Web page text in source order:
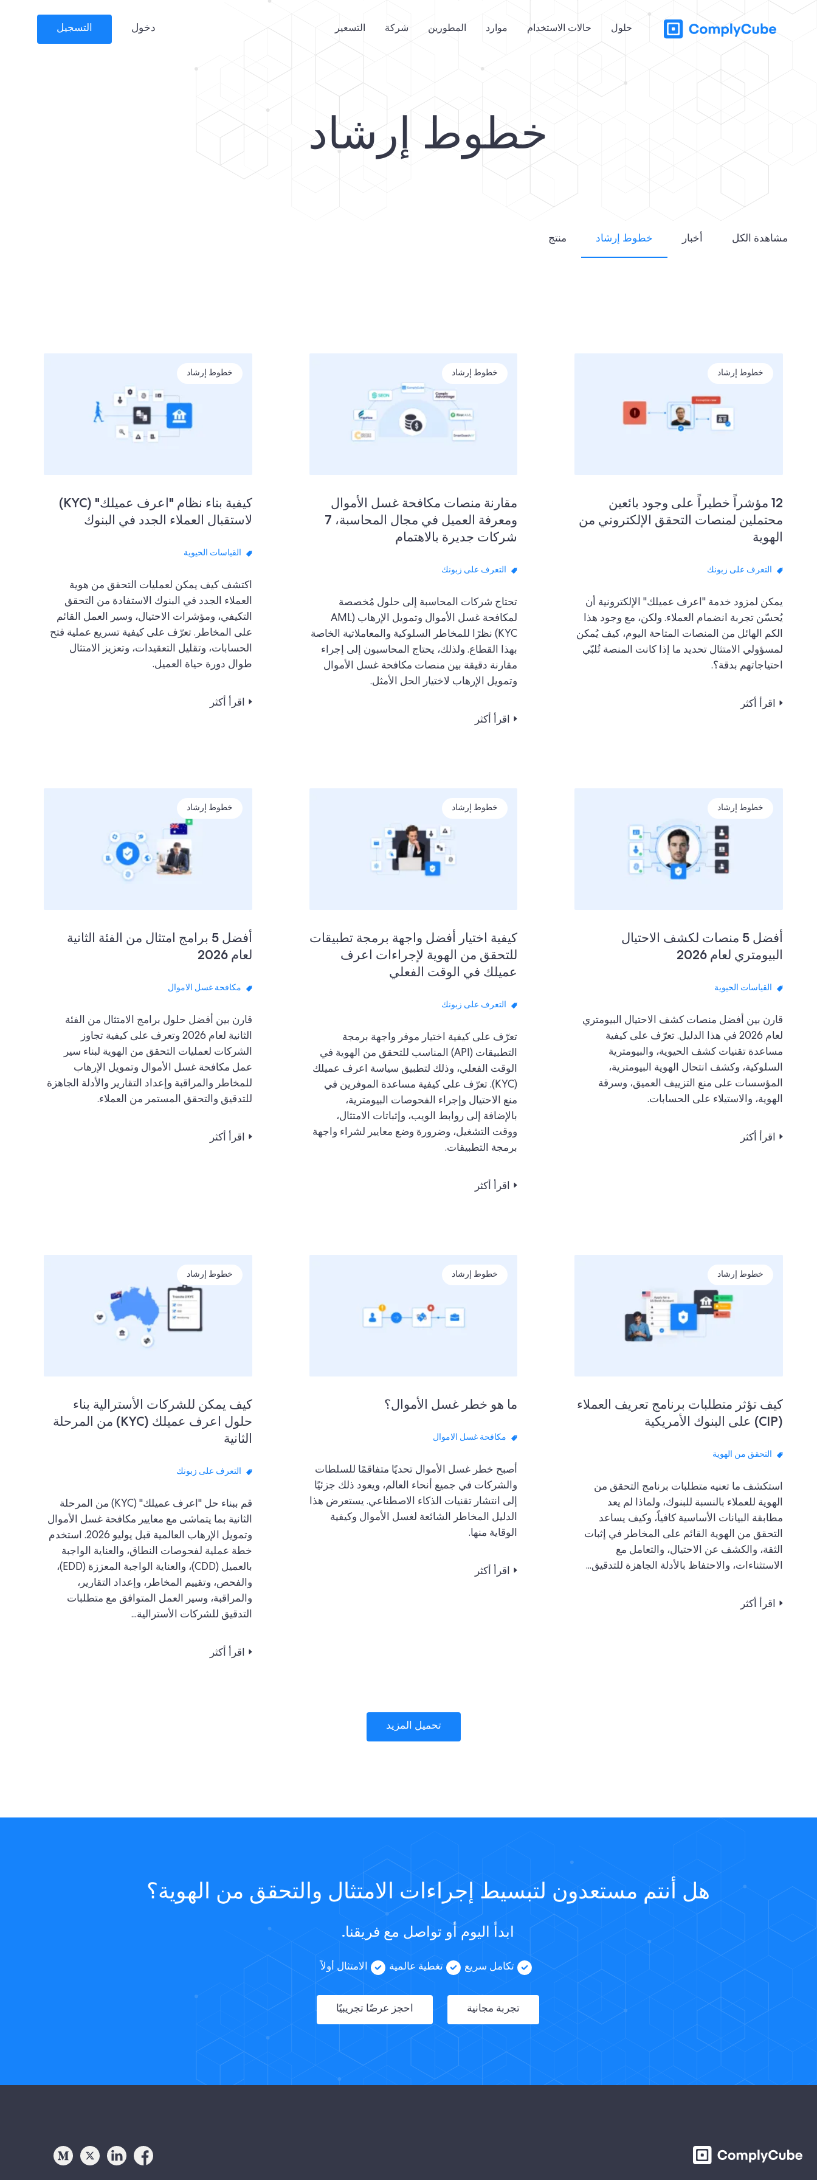
حلول حالات الاستخدام موارد المطورين شركة التسعير دخول التسجيل
خطوط إرشاد
مشاهدة الكل أخبار خطوط إرشاد منتج
خطوط إرشاد
12 مؤشراً خطيراً على وجود بائعين
محتملين لمنصات التحقق الإلكتروني من
الهوية
التعرف على زبونك
يمكن لمزود خدمة "اعرف عميلك" الإلكترونية أن
يُحسّن تجربة انضمام العملاء. ولكن، مع وجود هذا
الكم الهائل من المنصات المتاحة اليوم، كيف يُمكن
لمسؤولي الامتثال تحديد ما إذا كانت المنصة تُلبّي
احتياجاتهم بدقة؟.
اقرأ أكثر
خطوط إرشاد
مقارنة منصات مكافحة غسل الأموال
ومعرفة العميل في مجال المحاسبة، 7
شركات جديرة بالاهتمام
التعرف على زبونك
تحتاج شركات المحاسبة إلى حلول مُخصصة
لمكافحة غسل الأموال وتمويل الإرهاب (AML
KYC) نظرًا للمخاطر السلوكية والمعاملاتية الخاصة
بهذا القطاع. ولذلك، يحتاج المحاسبون إلى إجراء
مقارنة دقيقة بين منصات مكافحة غسل الأموال
وتمويل الإرهاب لاختيار الحل الأمثل.
اقرأ أكثر
خطوط إرشاد
كيفية بناء نظام "اعرف عميلك" (KYC)
لاستقبال العملاء الجدد في البنوك
القياسات الحيوية
اكتشف كيف يمكن لعمليات التحقق من هوية
العملاء الجدد في البنوك الاستفادة من التحقق
التكيفي، ومؤشرات الاحتيال، وسير العمل القائم
على المخاطر. تعرّف على كيفية تسريع عملية فتح
الحسابات، وتقليل التعقيدات، وتعزيز الامتثال
طوال دورة حياة العميل.
اقرأ أكثر
خطوط إرشاد
أفضل 5 منصات لكشف الاحتيال
البيومتري لعام 2026
القياسات الحيوية
قارن بين أفضل منصات كشف الاحتيال البيومتري
لعام 2026 في هذا الدليل. تعرّف على كيفية
مساعدة تقنيات كشف الحيوية، والبيومترية
السلوكية، وكشف انتحال الهوية البيومترية،
المؤسسات على منع التزييف العميق، وسرقة
الهوية، والاستيلاء على الحسابات.
اقرأ أكثر
خطوط إرشاد
كيفية اختيار أفضل واجهة برمجة تطبيقات
للتحقق من الهوية لإجراءات اعرف
عميلك في الوقت الفعلي
التعرف على زبونك
تعرّف على كيفية اختيار موفر واجهة برمجة
التطبيقات (API) المناسب للتحقق من الهوية في
الوقت الفعلي، وذلك لتطبيق سياسة اعرف عميلك
(KYC). تعرّف على كيفية مساعدة الموفرين في
منع الاحتيال وإجراء الفحوصات البيومترية،
بالإضافة إلى روابط الويب، وإثباتات الامتثال،
ووقت التشغيل، وضرورة وضع معايير لشراء واجهة
برمجة التطبيقات.
اقرأ أكثر
خطوط إرشاد
أفضل 5 برامج امتثال من الفئة الثانية
لعام 2026
مكافحة غسل الاموال
قارن بين أفضل حلول برامج الامتثال من الفئة
الثانية لعام 2026 وتعرف على كيفية تجاوز
الشركات لعمليات التحقق من الهوية لبناء سير
عمل مكافحة غسل الأموال وتمويل الإرهاب
للمخاطر والمراقبة وإعداد التقارير والأدلة الجاهزة
للتدقيق والتحقق المستمر من العملاء.
اقرأ أكثر
خطوط إرشاد
كيف تؤثر متطلبات برنامج تعريف العملاء
(CIP) على البنوك الأمريكية
التحقق من الهوية
استكشف ما تعنيه متطلبات برنامج التحقق من
الهوية للعملاء بالنسبة للبنوك، ولماذا لم يعد
مطابقة البيانات الأساسية كافياً، وكيف يساعد
التحقق من الهوية القائم على المخاطر في إثبات
الثقة، والكشف عن الاحتيال، والتعامل مع
الاستثناءات، والاحتفاظ بالأدلة الجاهزة للتدقيق...
اقرأ أكثر
خطوط إرشاد
ما هو خطر غسل الأموال؟
مكافحة غسل الاموال
أصبح خطر غسل الأموال تحديًا متفاقمًا للسلطات
والشركات في جميع أنحاء العالم، ويعود ذلك جزئيًا
إلى انتشار تقنيات الذكاء الاصطناعي. يستعرض هذا
الدليل المخاطر الشائعة لغسل الأموال وكيفية
الوقاية منها.
اقرأ أكثر
خطوط إرشاد
كيف يمكن للشركات الأسترالية بناء
حلول اعرف عميلك (KYC) من المرحلة
الثانية
التعرف على زبونك
قم ببناء حل "اعرف عميلك" (KYC) من المرحلة
الثانية بما يتماشى مع معايير مكافحة غسل الأموال
وتمويل الإرهاب العالمية قبل يوليو 2026. استخدم
خطة عملية لفحوصات النطاق، والعناية الواجبة
بالعميل (CDD)، والعناية الواجبة المعززة (EDD)،
والفحص، وتقييم المخاطر، وإعداد التقارير،
والمراقبة، وسير العمل المتوافق مع متطلبات
التدقيق للشركات الأسترالية...
اقرأ أكثر
تحميل المزيد
هل أنتم مستعدون لتبسيط إجراءات الامتثال والتحقق من الهوية؟
ابدأ اليوم أو تواصل مع فريقنا.
تكامل سريع تغطية عالمية الامتثال أولاً
تجربة مجانية احجز عرضًا تجريبيًا